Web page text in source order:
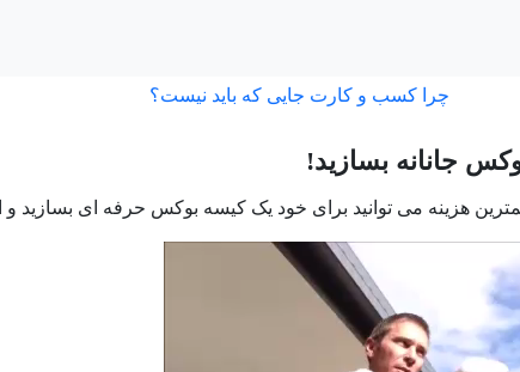
چرا کسب و کارت جایی که باید نیست؟
جانانه بسازید!
هزینه می توانید برای خود یک کیسه بوکس حرفه ای بسازید